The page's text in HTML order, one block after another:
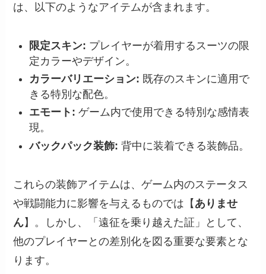
は、以下のようなアイテムが含まれます。
限定スキン: プレイヤーが着用するスーツの限
定カラーやデザイン。
カラーバリエーション: 既存のスキンに適用で
きる特別な配色。
エモート: ゲーム内で使用できる特別な感情表
現。
バックパック装飾: 背中に装着できる装飾品。
これらの装飾アイテムは、ゲーム内のステータス
や戦闘能力に影響を与えるものでは【 ありませ
ん】。しかし、「遠征を乗り越えた証」として、
他のプレイヤーとの差別化を図る重要な要素とな
ります。